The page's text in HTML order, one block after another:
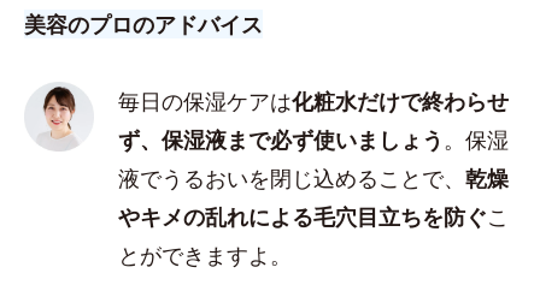
美容のプロのアドバイス
毎日の保湿ケアは化粧水だけで終わらせ
ず、保湿液まで必ず使いましょう 。保湿
液でうるおいを閉じ込めることで、乾燥
やキメの乱れによる毛穴目立ちを防ぐこ
とができますよ。